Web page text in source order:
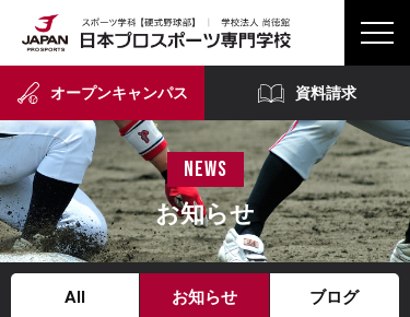
オープンキャンパス 資料請求
news
お知らせ
All お知らせ ブログ